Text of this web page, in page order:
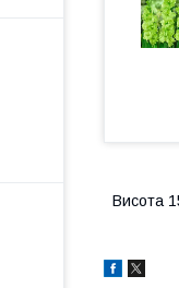
Висота